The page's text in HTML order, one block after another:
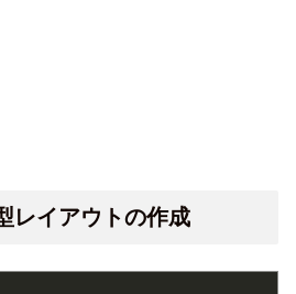
レイアウトの作成